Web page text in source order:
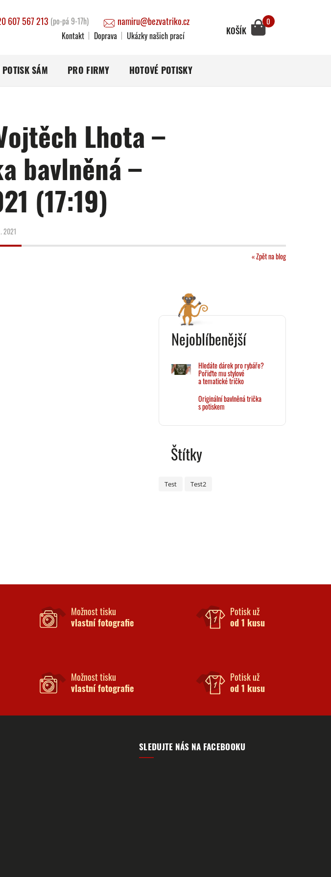
607 567 213 (po-pá 9-17h) namiru@bezvatriko.cz
Kontakt Doprava Ukázky našich prací KOŠÍK
0
SÁM PRO FIRMY HOTOVÉ POTISKY
Lhota –
bavlněná –
(17:19)
2021
« Zpět na blog
Nejoblíbenější
Hledáte dárek pro rybáře?
Pořiďte mu stylové
a tematické tričko
Originální bavlněná trička
s potiskem
Štítky
Test Test2
Možnost tisku
vlastní fotografie
Potisk už
od 1 kusu
Možnost tisku
vlastní fotografie
Potisk už
od 1 kusu
SLEDUJTE NÁS NA FACEBOOKU